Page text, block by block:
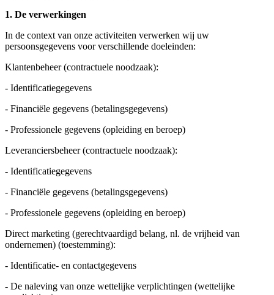
1. De verwerkingen
In de context van onze activiteiten verwerken wij uw
persoonsgegevens voor verschillende doeleinden:
Klantenbeheer (contractuele noodzaak):
- Identificatiegegevens
- Financiële gegevens (betalingsgegevens)
- Professionele gegevens (opleiding en beroep)
Leveranciersbeheer (contractuele noodzaak):
- Identificatiegegevens
- Financiële gegevens (betalingsgegevens)
- Professionele gegevens (opleiding en beroep)
Direct marketing (gerechtvaardigd belang, nl. de vrijheid van
ondernemen) (toestemming):
- Identificatie- en contactgegevens
- De naleving van onze wettelijke verplichtingen (wettelijke